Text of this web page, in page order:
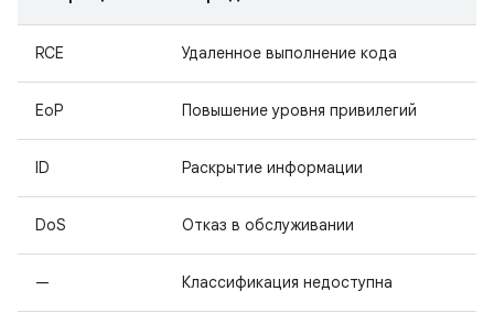
RCE Удаленное выполнение кода
EoP Повышение уровня привилегий
ID Раскрытие информации
DoS Отказ в обслуживании
— Классификация недоступна